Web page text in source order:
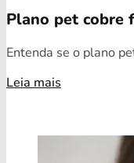
Plano pet cobre
Entenda se o plano
Leia mais